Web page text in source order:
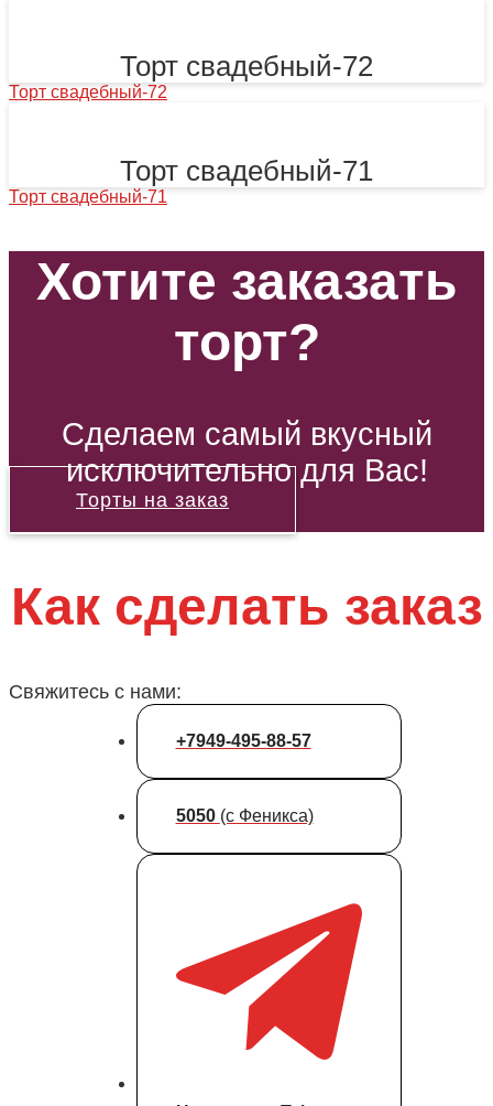
Торт свадебный-72
Торт свадебный-72
Торт свадебный-71
Торт свадебный-71
Хотите заказать
торт?
Сделаем самый вкусный
исключительно для Вас!
Торты на заказ
Как сделать заказ
Свяжитесь с нами:
+7949-495-88-57
5050 (с Феникса)